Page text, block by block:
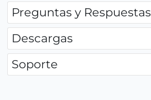
Preguntas y Respuestas
Descargas
Soporte